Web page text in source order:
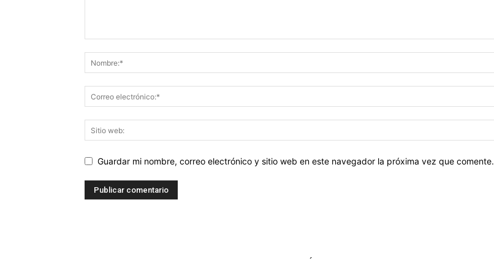
Guardar mi nombre, correo electrónico y sitio web en este navegador la próxima vez que comente.